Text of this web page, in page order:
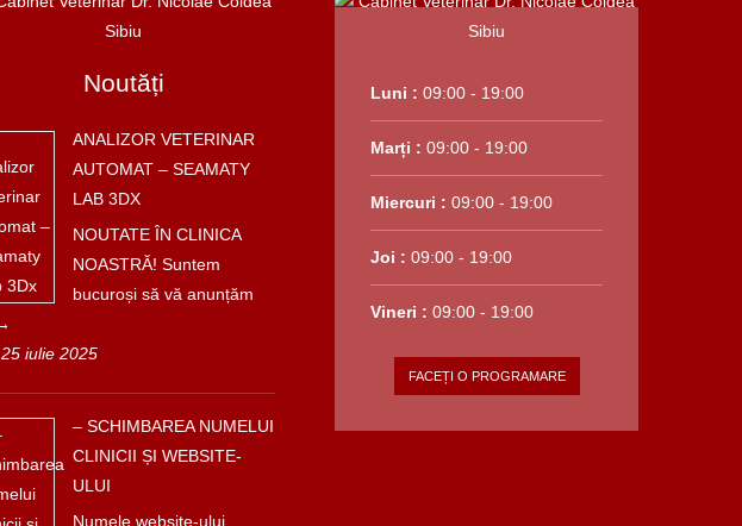
Noutăți
ANALIZOR VETERINAR
AUTOMAT – SEAMATY
LAB 3DX
NOUTATE ÎN CLINICA
NOASTRĂ! Suntem
bucuroși să vă anunțăm
25 iulie 2025
– SCHIMBAREA NUMELUI
CLINICII ȘI WEBSITE-
ULUI
Numele website-ului
Luni : 09:00 - 19:00
Marți : 09:00 - 19:00
Miercuri : 09:00 - 19:00
Joi : 09:00 - 19:00
Vineri : 09:00 - 19:00
FACEȚI O PROGRAMARE